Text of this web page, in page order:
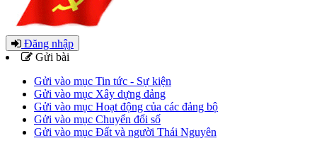
Đăng nhập
Gửi bài
Gửi vào mục Tin tức - Sự kiện
Gửi vào mục Xây dựng đảng
Gửi vào mục Hoạt động của các đảng bộ
Gửi vào mục Chuyển đổi số
Gửi vào mục Đất và người Thái Nguyên